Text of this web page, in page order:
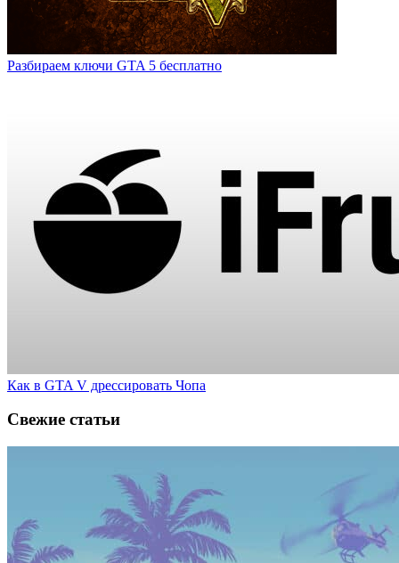
Разбираем ключи GTA 5 бесплатно
Как в GTA V дрессировать Чопа
Свежие статьи